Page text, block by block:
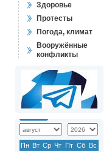
Здоровье
Протесты
Погода, климат
Вооружённые
конфликты
Пн Вт Ср Чт Пт Сб Вс